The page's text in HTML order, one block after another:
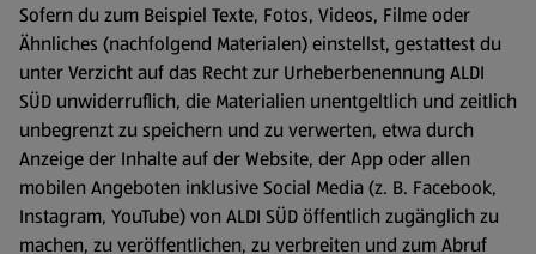
Sofern du zum Beispiel Texte, Fotos, Videos, Filme oder
Ähnliches (nachfolgend Materialen) einstellst, gestattest du
unter Verzicht auf das Recht zur Urheberbenennung ALDI
SÜD unwiderruflich, die Materialien unentgeltlich und zeitlich
unbegrenzt zu speichern und zu verwerten, etwa durch
Anzeige der Inhalte auf der Website, der App oder allen
mobilen Angeboten inklusive Social Media (z. B. Facebook,
Instagram, YouTube) von ALDI SÜD öffentlich zugänglich zu
machen, zu veröffentlichen, zu verbreiten und zum Abruf